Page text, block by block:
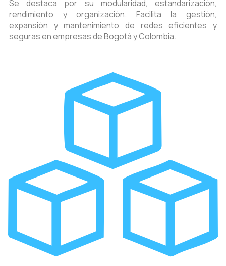
Se destaca por su modularidad, estandarización,
rendimiento y organización. Facilita la gestión,
expansión y mantenimiento de redes eficientes y
seguras en empresas de Bogotá y Colombia.